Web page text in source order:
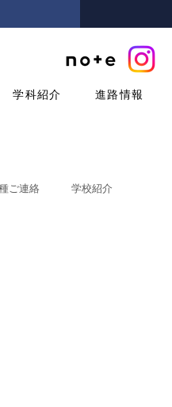
学科紹介 進路情報
ご連絡 学校紹介